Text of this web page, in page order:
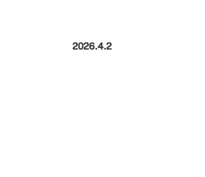
2026.4.2